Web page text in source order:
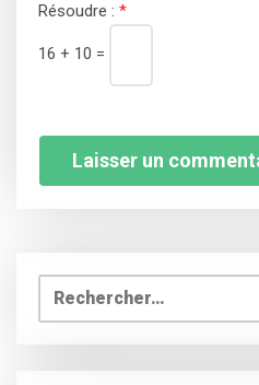
Résoudre : *
16 + 10 =
Rechercher :